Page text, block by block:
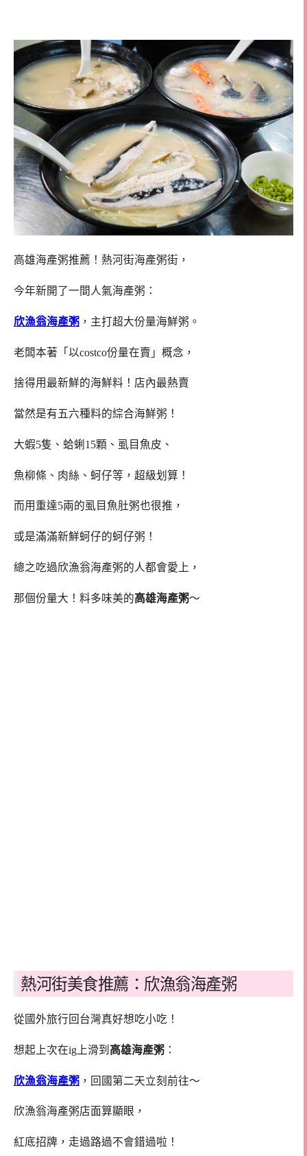
高雄海產粥推薦！熱河街海產粥街，
今年新開了一間人氣海產粥：
欣漁翁海產粥 ，主打超大份量海鮮粥。
老闆本著「以costco份量在賣」概念，
捨得用最新鮮的海鮮料！店內最熱賣
當然是有五六種料的綜合海鮮粥！
大蝦5隻、蛤蜊15顆、虱目魚皮、
魚柳條、肉絲、蚵仔等，超級划算！
而用重達5兩的虱目魚肚粥也很推，
或是滿滿新鮮蚵仔的蚵仔粥！
總之吃過欣漁翁海產粥的人都會愛上，
那個份量大！料多味美的高雄海產粥～
熱河街美食推薦：欣漁翁海產粥
從國外旅行回台灣真好想吃小吃！
想起上次在ig上滑到 高雄海產粥 ：
欣漁翁海產粥 ，回國第二天立刻前往～
欣漁翁海產粥店面算顯眼，
紅底招牌，走過路過不會錯過啦！